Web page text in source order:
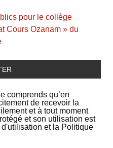
pour le collège
Cours Ozanam » du
comprends qu’en
de recevoir la
et à tout moment
et son utilisation est
et la Politique